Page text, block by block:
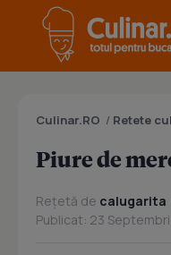
Culinar.RO / Retete
Piure de
Rețetă de calugarita
Publicat: 23